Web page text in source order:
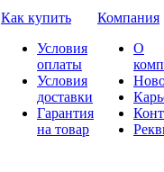
Как купить
Условия
оплаты
Условия
доставки
Гарантия
на товар
Компания
О